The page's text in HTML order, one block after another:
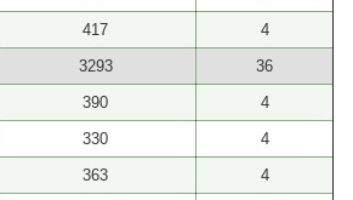
417
4
3293
36
390
4
330
4
363
4